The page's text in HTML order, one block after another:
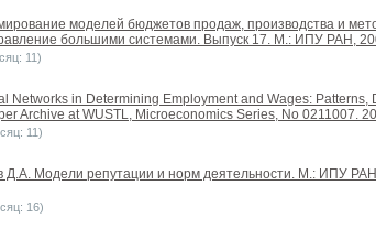
моделей бюджетов продаж, производства и
большими системами. Выпуск 17. М.: ИПУ РАН,
11)
Networks in Determining Employment and Wages: Patterns,
Archive at WUSTL, Microeconomics Series, No 0211007.
11)
Д.А. Модели репутации и норм деятельности. М.: ИПУ
16)